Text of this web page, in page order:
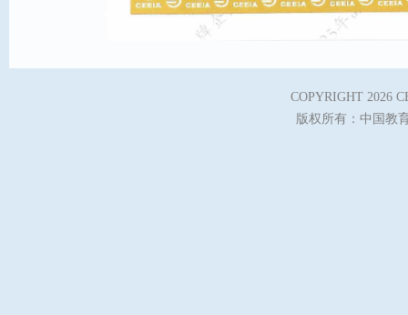
COPYRIGHT 2026
版权所有：中国教